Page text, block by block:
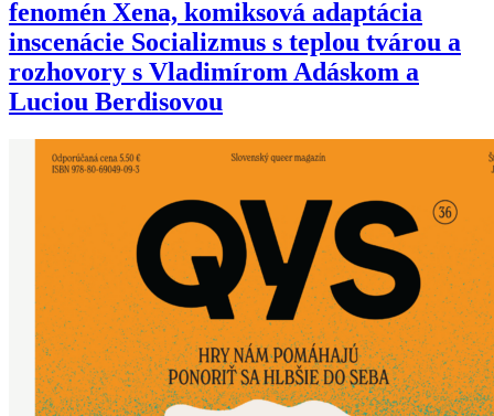
fenomén Xena, komiksová adaptácia
inscenácie Socializmus s teplou tvárou a
rozhovory s Vladimírom Adáskom a
Luciou Berdisovou